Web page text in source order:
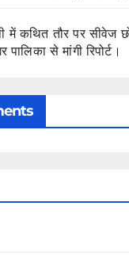
में कथित तौर पर सीवेज
से मांगी रिपोर्ट।